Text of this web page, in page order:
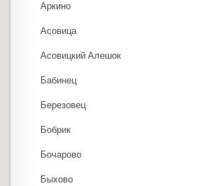
Аркино
Асовица
Асовицкий Алешок
Бабинец
Березовец
Бобрик
Бочарово
Быхово